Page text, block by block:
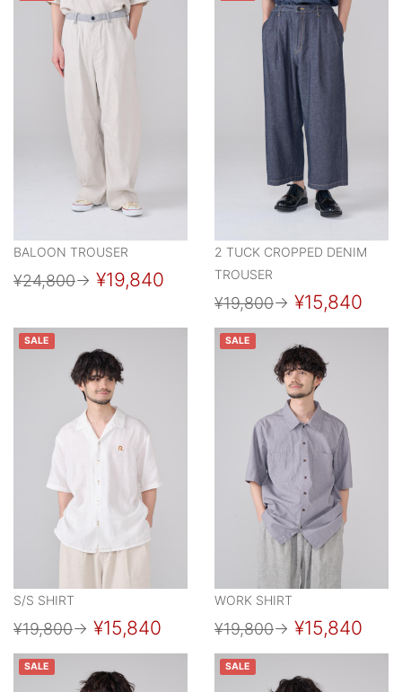
BALOON TROUSER
¥24,800→ ¥19,840
2 TUCK CROPPED DENIM
TROUSER
¥19,800→ ¥15,840
SALE
S/S SHIRT
¥19,800→ ¥15,840
SALE
WORK SHIRT
¥19,800→ ¥15,840
SALE SALE